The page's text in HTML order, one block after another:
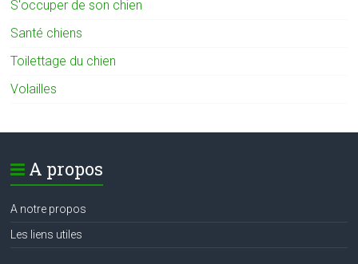
S'occuper de son chien
Santé chiens
Toilettage du chien
Volailles
A propos
A notre propos
Les liens utiles